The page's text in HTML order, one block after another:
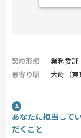
契約形態
業務委託
最寄り駅
大崎（東
あなたに担当して
だくこと